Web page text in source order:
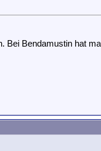
Bendamustin hat